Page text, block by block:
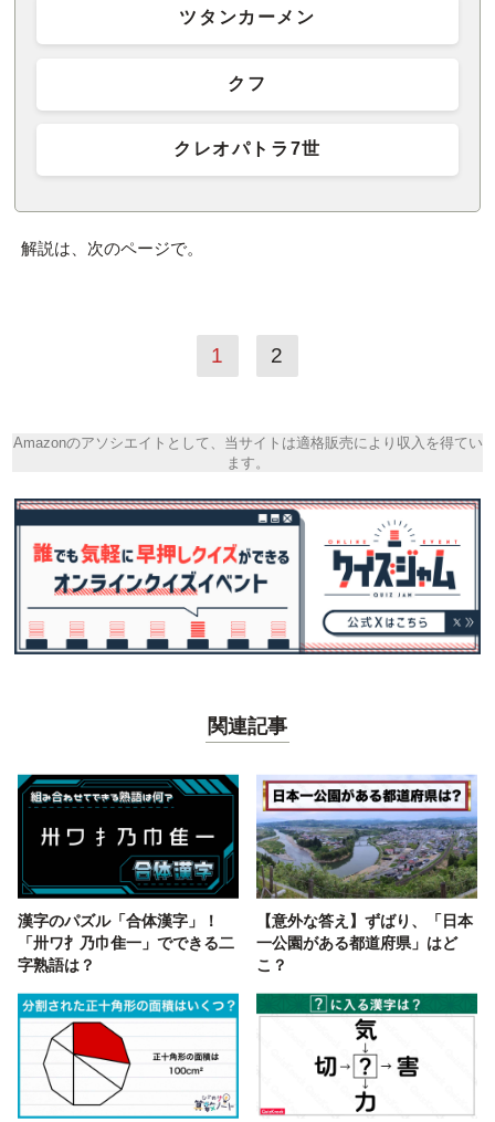
ツタンカーメン
クフ
クレオパトラ7世
解説は、次のページで。
1 2
Amazonのアソシエイトとして、当サイトは適格販売により収入を得てい
ます。
関連記事
漢字のパズル「合体漢字」！
「卅ワ扌乃巾隹一」でできる二
字熟語は？
【意外な答え】ずばり、「日本
一公園がある都道府県」はど
こ？